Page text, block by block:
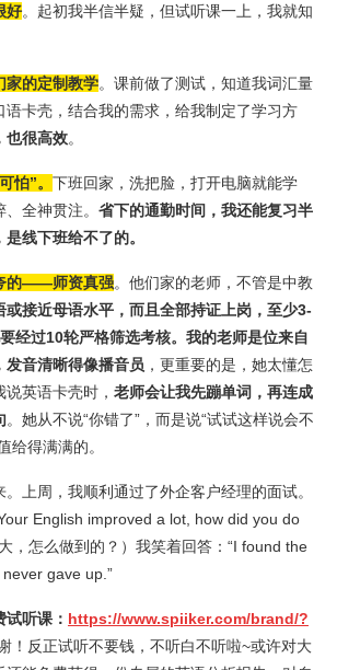
好。起初我半信半疑，但试听课一上，我就知
家的定制教学。课前做了测试，知道我词汇量
语卡壳，结合我的需求，给我制定了学习方
也很高效。
怕”。 下班回家，洗把脸，打开电脑就能学
全神贯注。 省下的通勤时间，我还能复习半
线下班给不了的。
的——师资真强。他们家的老师，不管是中教
或接近母语水平，而且全部持证上岗，至少3-
经过10轮严格筛选考核。我的老师是位来自
发音清晰得像播音员 ，更重要的是，她太懂怎
英语卡壳时， 老师会让我先蹦单词，再连成
。她从不说“你错了”，而是说“试试这样说会不
给得满满的。
上周，我顺利通过了外企客户经理的面试。
English improved a lot, how did you do
，怎么做到的？）我笑着回答：“I found the
gave up.”
试听课： https://www.spiiker.com/brand/?
！反正试听不要钱，不听白不听啦~或许对大